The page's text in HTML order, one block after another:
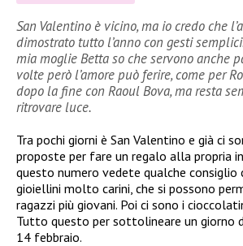
San Valentino è vicino, ma io credo che
dimostrato tutto l’anno con gesti
mia moglie Betta so che servono anche
volte però l’amore può ferire, come per
dopo la fine con Raoul Bova, ma resta
ritrovare luce.
Tra pochi giorni è San Valentino e già ci
proposte per fare un regalo alla propria
questo numero vedete qualche consiglio
gioiellini molto carini, che si possono
ragazzi più giovani. Poi ci sono i
Tutto questo per sottolineare un giorno
14 febbraio.